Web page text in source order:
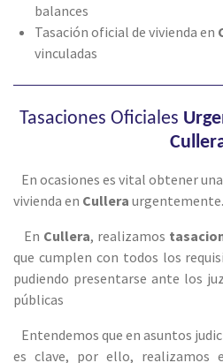
balances
Tasación oficial de vivienda en
vinculadas
Tasaciones Oficiales
En ocasiones es vital obtener
vivienda en Cullera urgentemente.
En Cullera, realizamos
que cumplen con todos los
pudiendo presentarse ante los
públicas
Entendemos que en asuntos
es clave, por ello, realizamos